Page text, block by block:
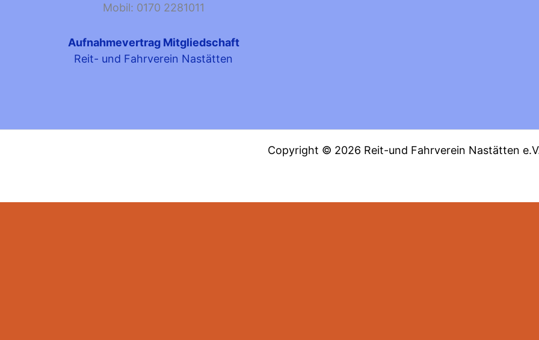
Mobil: 0170 2281011
Aufnahmevertrag Mitgliedschaft
Reit- und Fahrverein Nastätten
Copyright © 2026 Reit-und Fahrverein Nastätten